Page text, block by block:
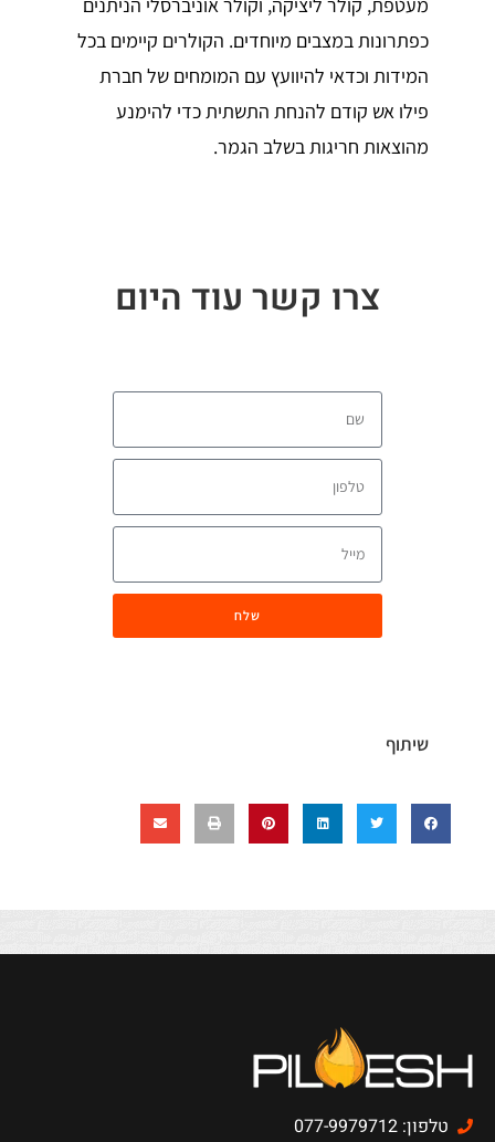
כפתרונות במצבים מיוחדים. הקולרים קיימים בכל
המידות וכדאי להיוועץ עם המומחים של חברת
פילו אש קודם להנחת התשתית כדי להימנע
מהוצאות חריגות בשלב הגמר.
צרו קשר עוד היום
שלח
שיתוף
טלפון: 077-9979712